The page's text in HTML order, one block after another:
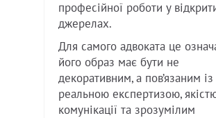
професійної роботи у
джерелах.
Для самого адвоката це
його образ має бути не
декоративним, а пов’язаним із
реальною експертизою,
комунікації та зрозумілим